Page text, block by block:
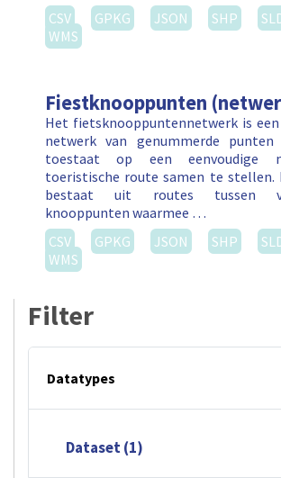
CSV
GPKG JSON SHP
WMS
Fiestknooppunten
Het fietsknooppuntennetwerk is een
netwerk van genummerde
toestaat op een eenvoudige
toeristische route samen te stellen.
bestaat uit routes tussen
knooppunten waarmee …
CSV
GPKG JSON SHP
WMS
Filter
Datatypes
Dataset (1)